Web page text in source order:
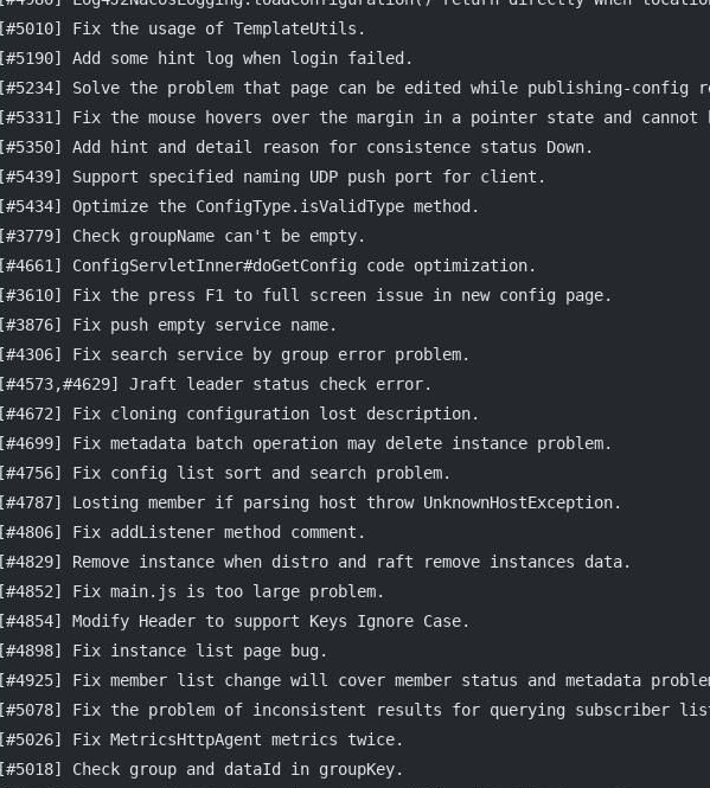
[#5010] Fix the usage of TemplateUtils.
[#5190] Add some hint log when login failed.
[#5234] Solve the problem that page can be edited while publishing-config
[#5331] Fix the mouse hovers over the margin in a pointer state and cannot
[#5350] Add hint and detail reason for consistence status Down.
[#5439] Support specified naming UDP push port for client.
[#5434] Optimize the ConfigType.isValidType method.
[#3779] Check groupName can't be empty.
[#4661] ConfigServletInner#doGetConfig code optimization.
[#3610] Fix the press F1 to full screen issue in new config page.
[#3876] Fix push empty service name.
[#4306] Fix search service by group error problem.
[#4573,#4629] Jraft leader status check error.
[#4672] Fix cloning configuration lost description.
[#4699] Fix metadata batch operation may delete instance problem.
[#4756] Fix config list sort and search problem.
[#4787] Losting member if parsing host throw UnknownHostException.
[#4806] Fix addListener method comment.
[#4829] Remove instance when distro and raft remove instances data.
[#4852] Fix main.js is too large problem.
[#4854] Modify Header to support Keys Ignore Case.
[#4898] Fix instance list page bug.
[#4925] Fix member list change will cover member status and metadata
[#5078] Fix the problem of inconsistent results for querying subscriber
[#5026] Fix MetricsHttpAgent metrics twice.
[#5018] Check group and dataId in groupKey.